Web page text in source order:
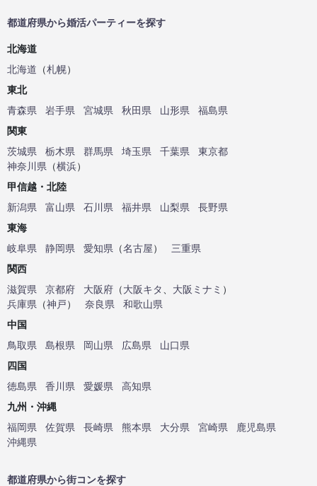
都道府県から婚活パーティーを探す
北海道
北海道 （札幌）
東北
青森県
岩手県 宮城県 秋田県 山形県
福島県
関東
茨城県
栃木県 群馬県 埼玉県 千葉県
東京都
神奈川県 （横浜）
甲信越・北陸
新潟県
富山県 石川県 福井県 山梨県
長野県
東海
岐阜県
静岡県 愛知県 （名古屋）
三重県
関西
滋賀県
京都府 大阪府 （大阪キタ 大阪ミナミ ）
兵庫県 （神戸） 奈良県
和歌山県
中国
鳥取県
島根県 岡山県 広島県
山口県
四国
徳島県
香川県 愛媛県
高知県
九州・沖縄
福岡県
佐賀県 長崎県 熊本県 大分県 宮崎県
鹿児島県
沖縄県
都道府県から街コンを探す